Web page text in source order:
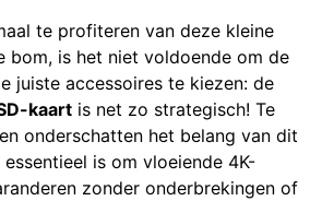
te profiteren van deze kleine
bom, is het niet voldoende om de
juiste accessoires te kiezen: de
kaart is net zo strategisch! Te
onderschatten het belang van dit
is om vloeiende 4K-
zonder onderbrekingen of